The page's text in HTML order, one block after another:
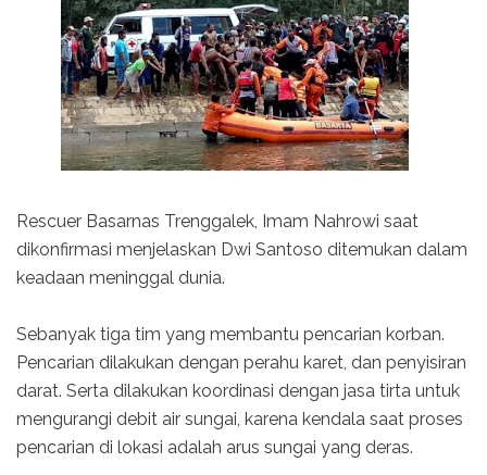
Rescuer Basarnas Trenggalek, Imam Nahrowi saat
dikonfirmasi menjelaskan Dwi Santoso ditemukan dalam
keadaan meninggal dunia.
Sebanyak tiga tim yang membantu pencarian korban.
Pencarian dilakukan dengan perahu karet, dan penyisiran
darat. Serta dilakukan koordinasi dengan jasa tirta untuk
mengurangi debit air sungai, karena kendala saat proses
pencarian di lokasi adalah arus sungai yang deras.